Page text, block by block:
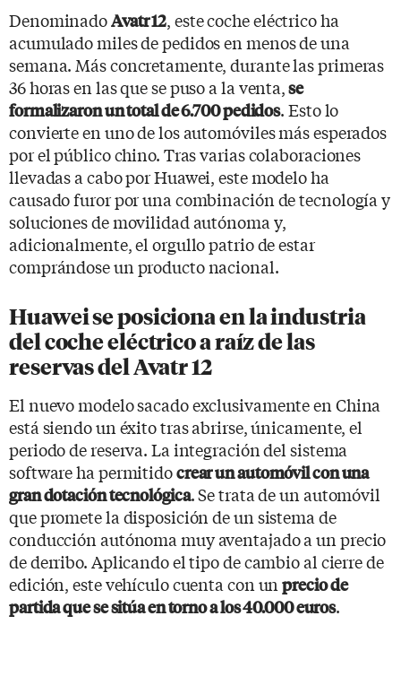
DenominadoAvatr 12, este coche eléctrico ha
acumulado miles de pedidos en menos de una
semana. Más concretamente, durante las primeras
36 horas en las que se puso a la venta,se
formalizaron un total de 6.700 pedidos. Esto lo
convierte en uno de los automóviles más esperados
por el público chino. Tras varias colaboraciones
llevadas a cabo por Huawei, este modelo ha
causado furor por una combinación de tecnología y
soluciones de movilidad autónoma y,
adicionalmente, el orgullo patrio de estar
comprándose un producto nacional.
Huawei se posiciona en la industria
del coche eléctrico a raíz de las
reservas del Avatr 12
El nuevo modelo sacado exclusivamente en China
está siendo un éxito tras abrirse, únicamente, el
periodo de reserva. La integración del sistema
software ha permitidocrear un automóvil con una
gran dotación tecnológica. Se trata de un automóvil
que promete la disposición de un sistema de
conducción autónoma muy aventajado a un precio
de derribo. Aplicando el tipo de cambio al cierre de
edición, este vehículo cuenta con unprecio de
partida que se sitúa en torno a los 40.000 euros.